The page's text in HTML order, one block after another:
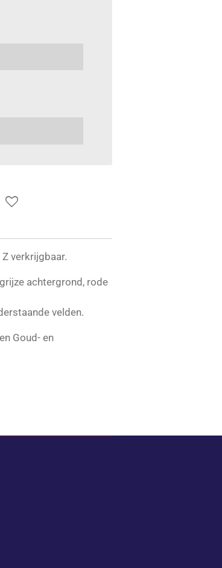
verkrijgbaar.
achtergrond, rode
velden.
Goud- en